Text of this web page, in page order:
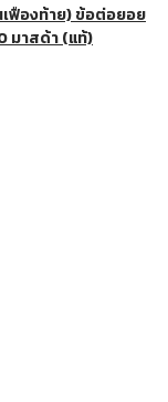
เฟืองท้าย) ข้อต่อยอย
มาสด้า (แท้)